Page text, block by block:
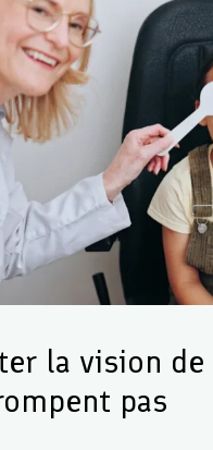
la vision
pas